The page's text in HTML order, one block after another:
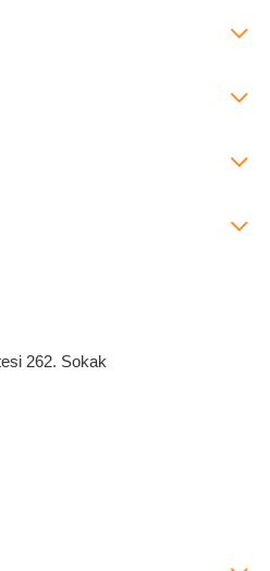
262. Sokak